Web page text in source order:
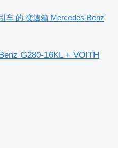
车 的 变速箱 Mercedes-Benz
G280-16KL + VOITH